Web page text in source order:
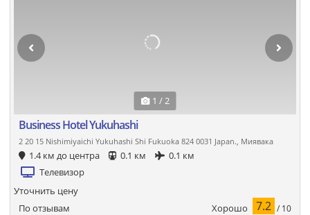
1 / 2
Business Hotel Yukuhashi
2 20 15 Nishimiyaichi Yukuhashi Shi Fukuoka 824 0031 Japan., Миявака
1.4 км до центра 0.1 км
0.1 км
Телевизор
По отзывам Хорошо 7.2 / 10
Уточнить цену